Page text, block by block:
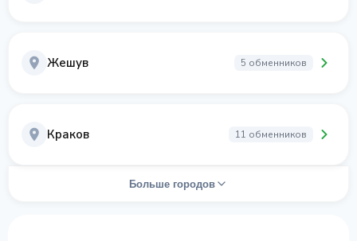
Жешув 5 обменников
Краков 11 обменников
Больше городов